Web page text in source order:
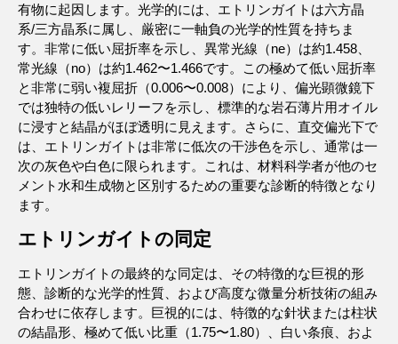
有物に起因します。光学的には、エトリンガイトは六方晶
系/三方晶系に属し、厳密に一軸負の光学的性質を持ちま
す。非常に低い屈折率を示し、異常光線（ne）は約1.458、
常光線（no）は約1.462〜1.466です。この極めて低い屈折率
と非常に弱い複屈折（0.006〜0.008）により、偏光顕微鏡下
では独特の低いレリーフを示し、標準的な岩石薄片用オイル
に浸すと結晶がほぼ透明に見えます。さらに、直交偏光下で
は、エトリンガイトは非常に低次の干渉色を示し、通常は一
次の灰色や白色に限られます。これは、材料科学者が他のセ
メント水和生成物と区別するための重要な診断的特徴となり
ます。
エトリンガイトの同定
エトリンガイトの最終的な同定は、その特徴的な巨視的形
態、診断的な光学的性質、および高度な微量分析技術の組み
合わせに依存します。巨視的には、特徴的な針状または柱状
の結晶形、極めて低い比重（1.75〜1.80）、白い条痕、およ